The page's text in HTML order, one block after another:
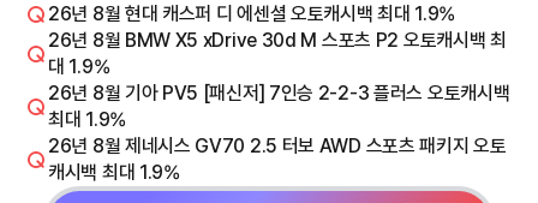
26년 8월 현대 캐스퍼 디 에센셜 오토캐시백 최대 1.9%
26년 8월 BMW X5 xDrive 30d M 스포츠 P2 오토캐시백 최
대 1.9%
26년 8월 기아 PV5 [패신저] 7인승 2-2-3 플러스 오토캐시백
최대 1.9%
26년 8월 제네시스 GV70 2.5 터보 AWD 스포츠 패키지 오토
캐시백 최대 1.9%